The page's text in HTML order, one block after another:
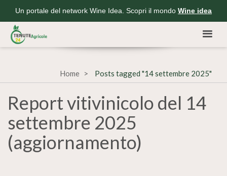
Un portale del network Wine Idea. Scopri il mondo Wine idea
Home Posts tagged "14 settembre 2025"
Report vitivinicolo del 14
settembre 2025
(aggiornamento)